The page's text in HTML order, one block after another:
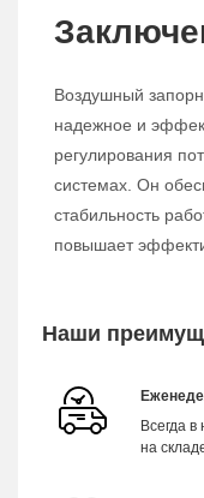
Воздушный
надежное и
регулирования
системах. Он
стабильность
повышает
Наши
Всегда
на